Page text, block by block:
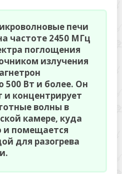
печи
частоте 2450 МГц
поглощения
излучения
Вт и более. Он
и концентрирует
волны в
камере, куда
и помещается
для разогрева